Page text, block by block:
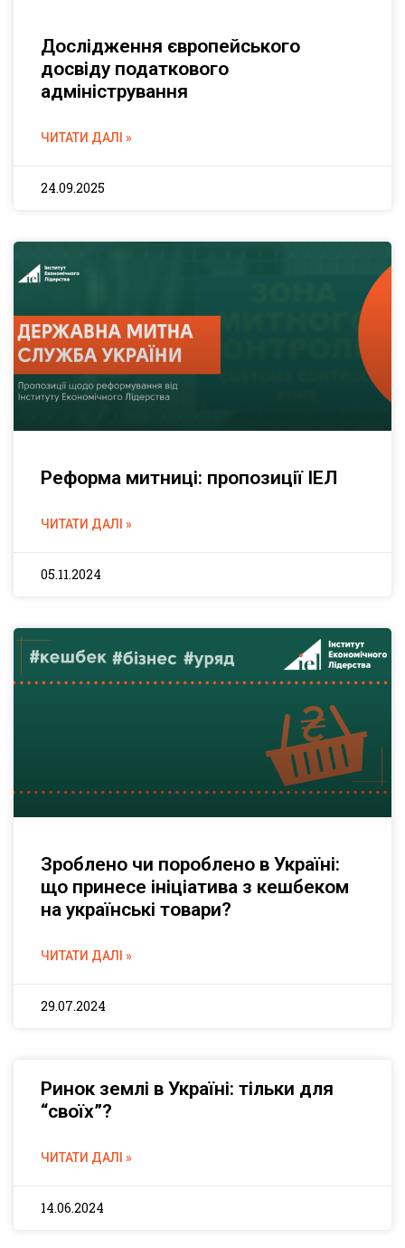
Дослідження європейського
досвіду податкового
адміністрування
ЧИТАТИ ДАЛІ »
24.09.2025
Реформа митниці: пропозиції ІЕЛ
ЧИТАТИ ДАЛІ »
05.11.2024
Зроблено чи пороблено в Україні:
що принесе ініціатива з кешбеком
на українські товари?
ЧИТАТИ ДАЛІ »
29.07.2024
Ринок землі в Україні: тільки для
“своїх”?
ЧИТАТИ ДАЛІ »
14.06.2024